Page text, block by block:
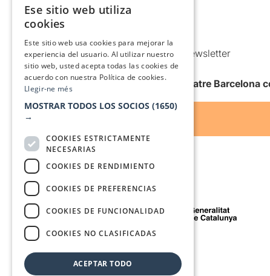
Política de Cookies
Comunicaciones comerciales y Newsletter
Anuncia’t
Quiero recibir la newsletter de Teatre
Con el apoyo de
Ese sitio web utiliza
cookies
Este sitio web usa cookies para mejorar la
experiencia del usuario. Al utilizar nuestro
sitio web, usted acepta todas las cookies de
acuerdo con nuestra Política de cookies.
Llegir-ne més
MOSTRAR TODOS LOS SOCIOS (1650)
→
COOKIES ESTRICTAMENTE
NECESARIAS
COOKIES DE RENDIMIENTO
COOKIES DE PREFERENCIAS
COOKIES DE FUNCIONALIDAD
COOKIES NO CLASIFICADAS
ACEPTAR TODO